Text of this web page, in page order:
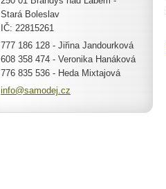
Stará Boleslav
IČ: 22815261
777 186 128 - Jiřina Jandourková
608 358 474 - Veronika Hanáková
776 835 536 - Heda Mixtajová
info@samodej.cz